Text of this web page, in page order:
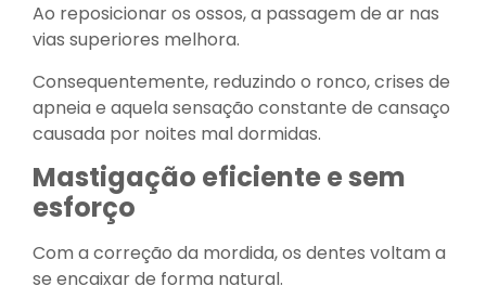
Ao reposicionar os ossos, a passagem de ar nas
vias superiores melhora.
Consequentemente, reduzindo o ronco, crises de
apneia e aquela sensação constante de cansaço
causada por noites mal dormidas.
Mastigação eficiente e sem
esforço
Com a correção da mordida, os dentes voltam a
se encaixar de forma natural.